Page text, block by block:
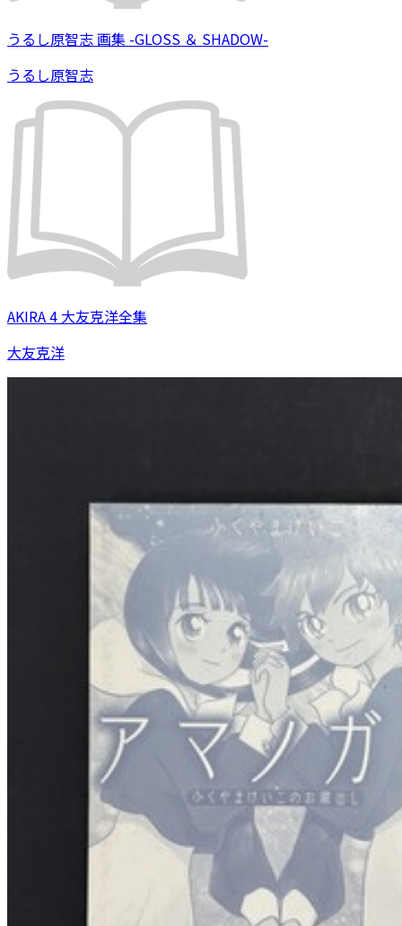
うるし原智志 画集 -GLOSS ＆ SHADOW-
うるし原智志
AKIRA 4 大友克洋全集
大友克洋